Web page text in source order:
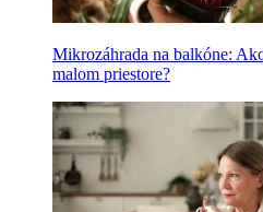
Mikrozáhrada na balkóne:
malom priestore?